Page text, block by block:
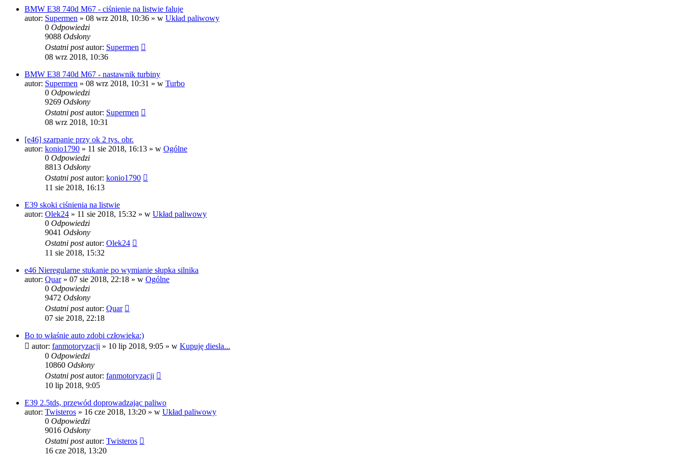
BMW E38 740d M67 - ciśnienie na listwie faluje
autor: Supermen » 08 wrz 2018, 10:36 » w Układ paliwowy
0 Odpowiedzi
9088 Odsłony
Ostatni postautor: Supermen
08 wrz 2018, 10:36
BMW E38 740d M67 - nastawnik turbiny
autor: Supermen » 08 wrz 2018, 10:31 » w Turbo
0 Odpowiedzi
9269 Odsłony
Ostatni postautor: Supermen
08 wrz 2018, 10:31
[e46] szarpanie przy ok 2 tys. obr.
autor: konio1790 » 11 sie 2018, 16:13 » w Ogólne
0 Odpowiedzi
8813 Odsłony
Ostatni postautor: konio1790
11 sie 2018, 16:13
E39 skoki ciśnienia na listwie
autor: Olek24 » 11 sie 2018, 15:32 » w Układ paliwowy
0 Odpowiedzi
9041 Odsłony
Ostatni postautor: Olek24
11 sie 2018, 15:32
e46 Nieregularne stukanie po wymianie słupka silnika
autor: Quar» 07 sie 2018, 22:18 » w Ogólne
0 Odpowiedzi
9472 Odsłony
Ostatni postautor: Quar
07 sie 2018, 22:18
Bo to właśnie auto zdobi człowieka:)
autor: fanmotoryzacji » 10 lip 2018, 9:05 » w Kupuję diesla...
0 Odpowiedzi
10860 Odsłony
Ostatni postautor: fanmotoryzacji
10 lip 2018, 9:05
E39 2.5tds, przewód doprowadzając paliwo
autor: Twisteros » 16 cze 2018, 13:20 » w Układ paliwowy
0 Odpowiedzi
9016 Odsłony
Ostatni postautor: Twisteros
16 cze 2018, 13:20